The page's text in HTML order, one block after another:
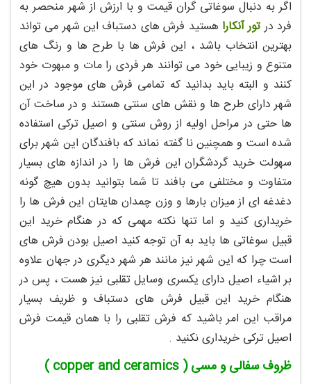
اگر به دنبال سوغاتی گران قیمت و با ارزش از شهر منحصر به
فرد درتور آنکارا هستید فرش های دستباف این شهر می تواند
بهترین انتخاب باشد ، این فرش ها با طرح ها و رنگ های
متنوع و زیبایی خود می توانند هر فردی را مات و مبهوت خود
کنند و البته باید بدانید که تمامی فرش های موجود در این
شهر دارای طرح ها و نقش های سنتی هستند و در ساخت آن
ها حتی در مراحل اولیه از روش سنتی و اصیل ترکی استفاده
شده است و همچنین نا گفته نماند که بافندگان این شهر برای
سهولت خرید گردشگران این فرش ها را در اندازه های بسیار
متفاوت و مختلفی می بافند تا شما بتوانید بدون هیچ گونه
دغدغه ای از میزان بارها و وزن چمدان هایتان این فرش ها را
خریداری کنید و اما تنها نکته مهمی که در هنگام خرید این
قبیل سوغاتی ها باید به آن توجه کنید اصیل بودن فرش های
است چرا که این شهر نیز مانند هر شهر دیگری در جهان علاوه
بر اشیاء اصیل دارای یکسری وسایل تقلبی نیز هست ، پس در
هنگام خرید این قبیل فرش های دستباف و ظریف بسیار
مراقب این امر باشید که فرش تقلبی را با همان قیمت فرش
اصیل ترکی خریداری نکنید .
ظروف سفالی و مسی ( copper and ceramics )